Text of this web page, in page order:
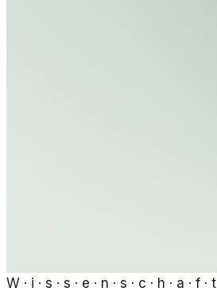
W · i · s · s · e · n · s · c · h · a · f · t